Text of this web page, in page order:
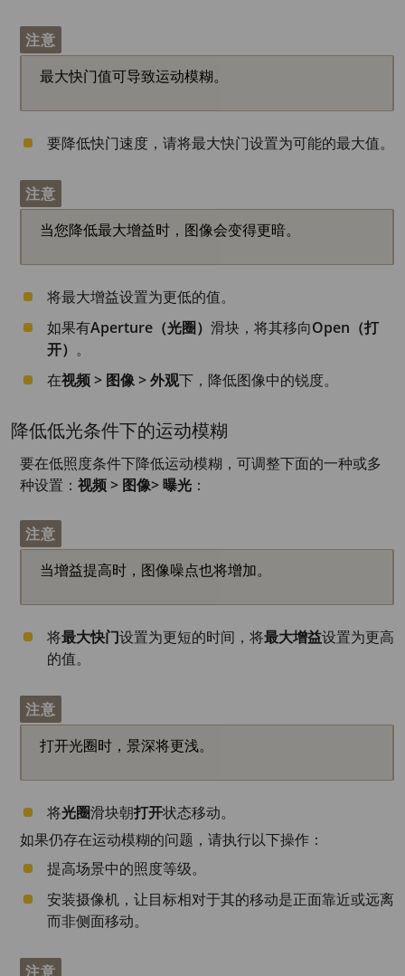
注意
最大快门值可导致运动模糊。
要降低快门速度，请将最大快门设置为可能的最大值。
注意
当您降低最大增益时，图像会变得更暗。
将最大增益设置为更低的值。
如果有Aperture（光圈） 滑块，将其移向Open（打
开） 。
在视频 > 图像 > 外观下，降低图像中的锐度。
降低低光条件下的运动模糊
要在低照度条件下降低运动模糊，可调整下面的一种或多
种设置： 视频 > 图像> 曝光 ：
注意
当增益提高时，图像噪点也将增加。
将最大快门设置为更短的时间，将最大增益设置为更高
的值。
注意
打开光圈时，景深将更浅。
将光圈滑块朝打开状态移动。
如果仍存在运动模糊的问题，请执行以下操作：
提高场景中的照度等级。
安装摄像机，让目标相对于其的移动是正面靠近或远离
而非侧面移动。
注意